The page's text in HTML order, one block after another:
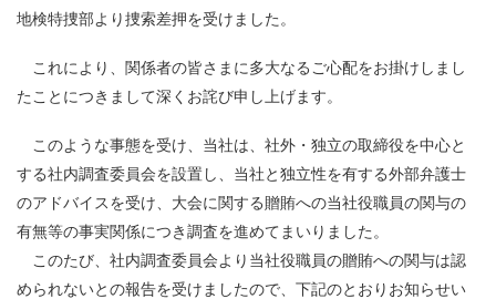
地検特捜部より捜索差押を受けました。
これにより、関係者の皆さまに多大なるご心配をお掛けしまし
たことにつきまして深くお詫び申し上げます。
このような事態を受け、当社は、社外・独立の取締役を中心と
する社内調査委員会を設置し、当社と独立性を有する外部弁護士
のアドバイスを受け、大会に関する贈賄への当社役職員の関与の
有無等の事実関係につき調査を進めてまいりました。
このたび、社内調査委員会より当社役職員の贈賄への関与は認
められないとの報告を受けましたので、下記のとおりお知らせい